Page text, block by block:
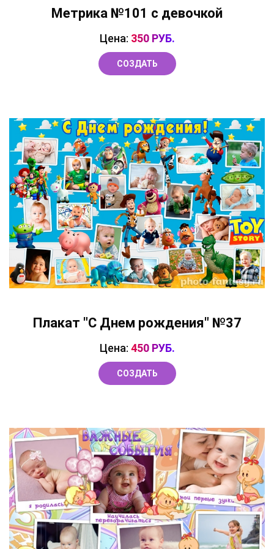
Метрика №101 с девочкой
Цена: 350 РУБ.
СОЗДАТЬ
Плакат "С Днем рождения" №37
Цена: 450 РУБ.
СОЗДАТЬ